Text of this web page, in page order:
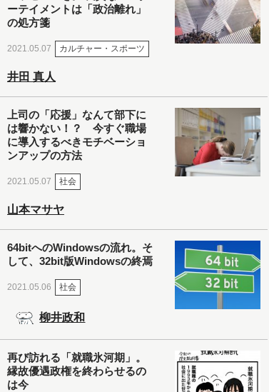
ーテイメントは「政治離れ」
の処方箋
2021.05.07 カルチャー・スポーツ
井田 真人
上司の「応援」なんて部下に
は響かない！？ 今すぐ職場
に導入するべきモチベーショ
ンアップの方法
2021.05.07 社会
山本マサヤ
64bitへのWindowsの流れ。そ
して、32bit版Windowsの終焉
2021.05.06 社会
柳井政和
再び訪れる「就職氷河期」。
縁故優遇政権を終わらせるの
は今